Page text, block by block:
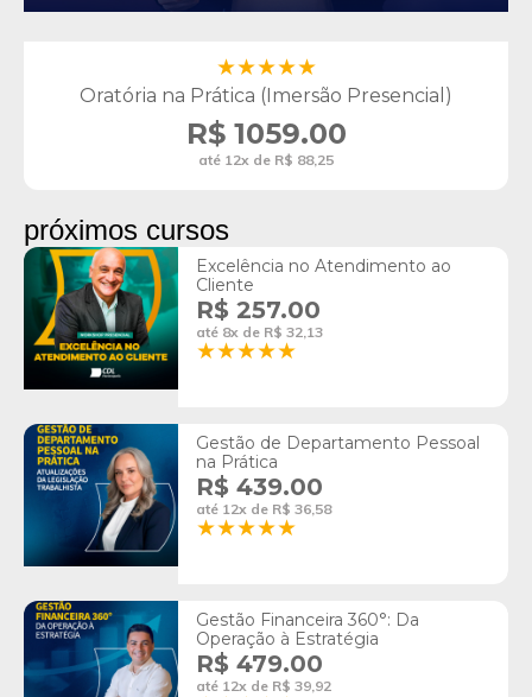
Oratória na Prática (Imersão Presencial)
R$ 1059.00
até 12x de R$ 88,25
próximos cursos
Excelência no Atendimento ao
Cliente
R$ 257.00
até 8x de R$ 32,13
Gestão de Departamento Pessoal
na Prática
R$ 439.00
até 12x de R$ 36,58
Gestão Financeira 360°: Da
Operação à Estratégia
R$ 479.00
até 12x de R$ 39,92